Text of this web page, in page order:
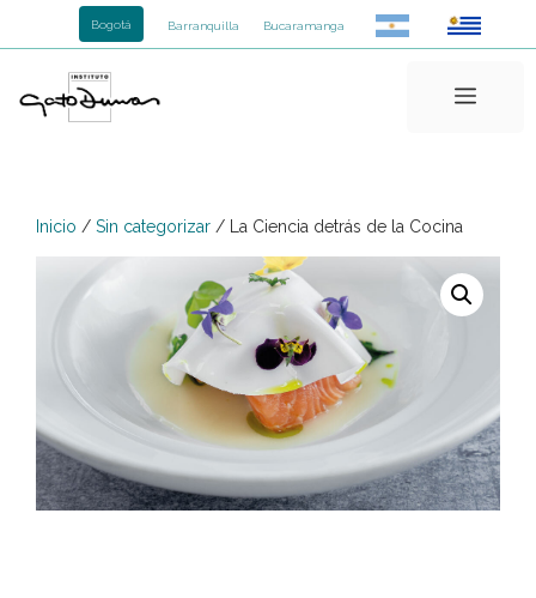
Bogotá Barranquilla Bucaramanga
Menú
Inicio / Sin categorizar / La Ciencia detrás de la Cocina